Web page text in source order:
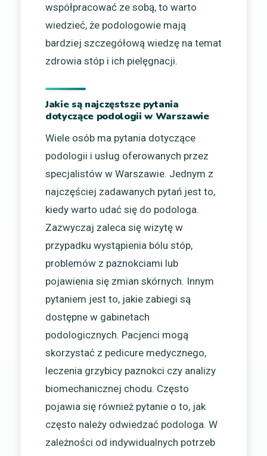
współpracować ze sobą, to warto
wiedzieć, że podologowie mają
bardziej szczegółową wiedzę na temat
zdrowia stóp i ich pielęgnacji.
Jakie są najczęstsze pytania
dotyczące podologii w Warszawie
Wiele osób ma pytania dotyczące
podologii i usług oferowanych przez
specjalistów w Warszawie. Jednym z
najczęściej zadawanych pytań jest to,
kiedy warto udać się do podologa.
Zazwyczaj zaleca się wizytę w
przypadku wystąpienia bólu stóp,
problemów z paznokciami lub
pojawienia się zmian skórnych. Innym
pytaniem jest to, jakie zabiegi są
dostępne w gabinetach
podologicznych. Pacjenci mogą
skorzystać z pedicure medycznego,
leczenia grzybicy paznokci czy analizy
biomechanicznej chodu. Często
pojawia się również pytanie o to, jak
często należy odwiedzać podologa. W
zależności od indywidualnych potrzeb